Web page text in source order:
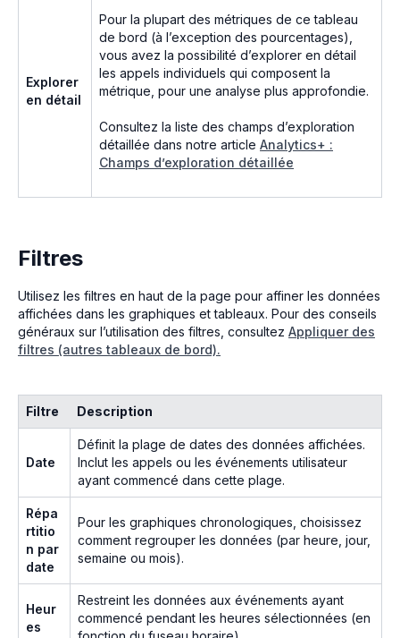
Explorer
en détail
Pour la plupart des métriques de ce tableau
de bord (à l’exception des pourcentages),
vous avez la possibilité d’explorer en détail
les appels individuels qui composent la
métrique, pour une analyse plus approfondie.
Consultez la liste des champs d’exploration
détaillée dans notre article Analytics+ :
Champs d’exploration détaillée
Filtres
Utilisez les filtres en haut de la page pour affiner les données
affichées dans les graphiques et tableaux. Pour des conseils
généraux sur l’utilisation des filtres, consultez Appliquer des
filtres (autres tableaux de bord).
Filtre Description
Date
Définit la plage de dates des données affichées.
Inclut les appels ou les événements utilisateur
ayant commencé dans cette plage.
Répa
rtitio
n par
date
Pour les graphiques chronologiques, choisissez
comment regrouper les données (par heure, jour,
semaine ou mois).
Heur
es
Restreint les données aux événements ayant
commencé pendant les heures sélectionnées (en